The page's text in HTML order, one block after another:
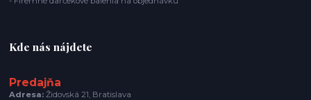
Kde nás nájdete
Predajňa
Adresa: Židovská 21, Bratislava